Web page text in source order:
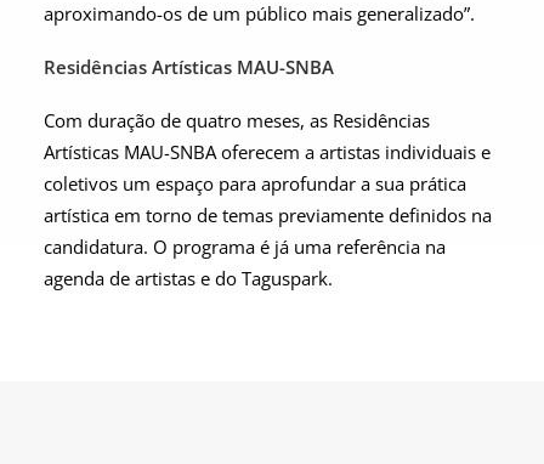
aproximando-os de um público mais generalizado”.
Residências Artísticas MAU-SNBA
Com duração de quatro meses, as Residências
Artísticas MAU-SNBA oferecem a artistas individuais e
coletivos um espaço para aprofundar a sua prática
artística em torno de temas previamente definidos na
candidatura. O programa é já uma referência na
agenda de artistas e do Taguspark.